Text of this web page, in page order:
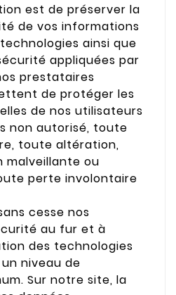
est de préserver la
de vos informations
ainsi que
appliquées par
prestataires
de protéger les
de nos utilisateurs
non autorisé, toute
toute altération,
ou
perte involontaire
cesse nos
au fur et à
des technologies
niveau de
Sur notre site, la